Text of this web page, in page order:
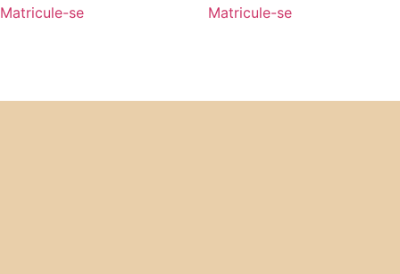
Matricule-se Matricule-se